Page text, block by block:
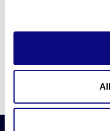
쓰리빌리언은 유전자 진단에
더 정확한 변이 해석과 높은 진